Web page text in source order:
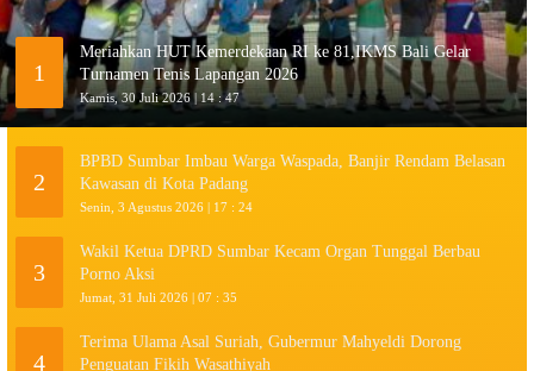
1
Meriahkan HUT Kemerdekaan RI ke 81,IKMS Bali Gelar
Turnamen Tenis Lapangan 2026
Kamis, 30 Juli 2026 | 14 : 47
2
BPBD Sumbar Imbau Warga Waspada, Banjir Rendam Belasan
Kawasan di Kota Padang
Senin, 3 Agustus 2026 | 17 : 24
3
Wakil Ketua DPRD Sumbar Kecam Organ Tunggal Berbau
Porno Aksi
Jumat, 31 Juli 2026 | 07 : 35
4
Terima Ulama Asal Suriah, Gubermur Mahyeldi Dorong
Penguatan Fikih Wasathiyah